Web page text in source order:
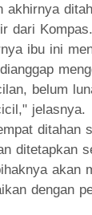
akhirnya
dari
ibu ini
belum
jelasnya.
ditahan
ditetapkan
akan
dengan